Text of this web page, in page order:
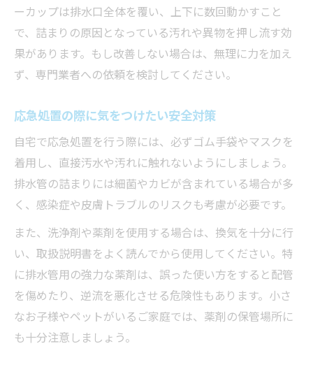
ーカップは排水口全体を覆い、上下に数回動かすこと
で、詰まりの原因となっている汚れや異物を押し流す効
果があります。もし改善しない場合は、無理に力を加え
ず、専門業者への依頼を検討してください。
応急処置の際に気をつけたい安全対策
自宅で応急処置を行う際には、必ずゴム手袋やマスクを
着用し、直接汚水や汚れに触れないようにしましょう。
排水管の詰まりには細菌やカビが含まれている場合が多
く、感染症や皮膚トラブルのリスクも考慮が必要です。
また、洗浄剤や薬剤を使用する場合は、換気を十分に行
い、取扱説明書をよく読んでから使用してください。特
に排水管用の強力な薬剤は、誤った使い方をすると配管
を傷めたり、逆流を悪化させる危険性もあります。小さ
なお子様やペットがいるご家庭では、薬剤の保管場所に
も十分注意しましょう。